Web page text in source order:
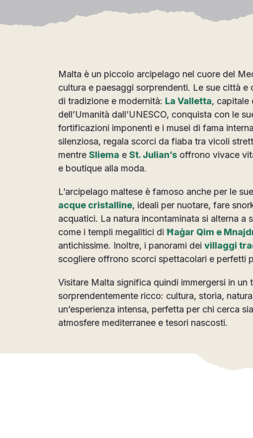
Malta è un piccolo arcipelago nel cuore del
cultura e paesaggi sorprendenti. Le sue città
di tradizione e modernità: La Valletta, capitale
dell’Umanità dall’UNESCO, conquista con le
fortificazioni imponenti e i musei di fama
silenziosa, regala scorci da fiaba tra vicoli
mentre Sliema e St. Julian’s offrono vivace
e boutique alla moda.
L’arcipelago maltese è famoso anche per le sue
acque cristalline, ideali per nuotare, fare
acquatici. La natura incontaminata si alterna a
come i templi megalitici di Ħaġar Qim e
antichissime. Inoltre, i panorami dei villaggi
scogliere offrono scorci spettacolari e perfetti
Visitare Malta significa quindi immergersi in un
sorprendentemente ricco: cultura, storia,
un’esperienza intensa, perfetta per chi cerca
atmosfere mediterranee e tesori nascosti.